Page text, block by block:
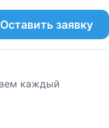
Оставить заявку
каждый